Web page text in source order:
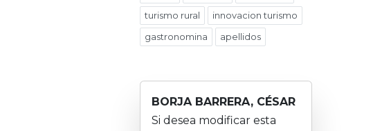
turismo rural
innovacion turismo
gastronomina
apellidos
BORJA BARRERA, CÉSAR
Si desea modificar esta